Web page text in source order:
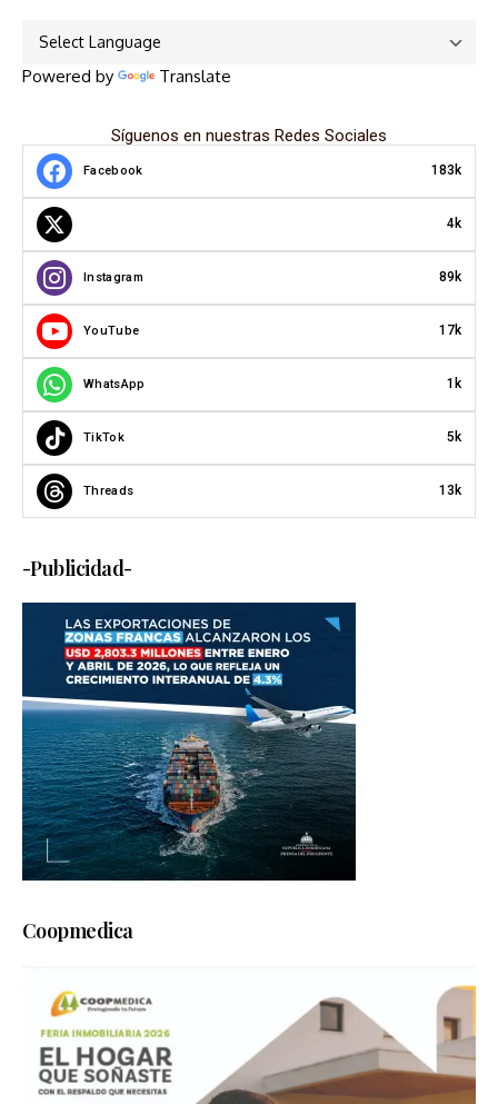
Powered by Translate
Síguenos en nuestras Redes Sociales
Facebook 183k
4k
Instagram 89k
YouTube 17k
WhatsApp 1k
TikTok 5k
Threads 13k
-Publicidad-
Coopmedica